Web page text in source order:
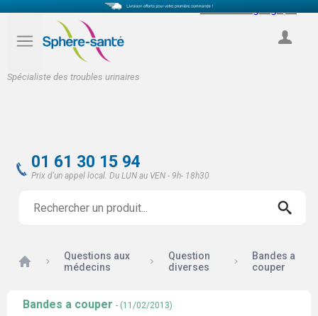
Spécialiste des troubles urinaires
Select Language
01 61 30 15 94
Prix d'un appel local. Du LUN au VEN - 9h- 18h30
Accueil
Questions aux
médecins
Question
diverses
Bandes a
couper
Bandes a couper - (11/02/2013)